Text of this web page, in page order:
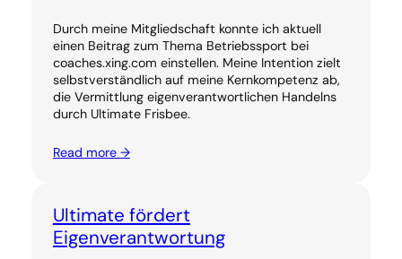
Durch meine Mitgliedschaft konnte ich aktuell
einen Beitrag zum Thema Betriebssport bei
coaches.xing.com einstellen. Meine Intention zielt
selbstverständlich auf meine Kernkompetenz ab,
die Vermittlung eigenverantwortlichen Handelns
durch Ultimate Frisbee.
Read more →
Ultimate fördert
Eigenverantwortung